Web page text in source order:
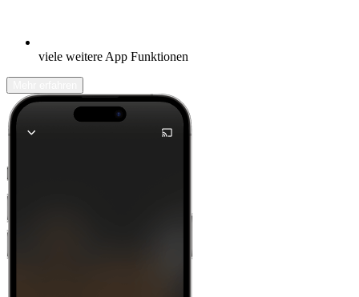
viele weitere App Funktionen